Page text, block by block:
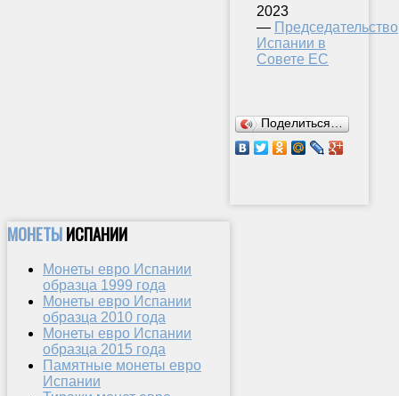
2023
— Председательство
Испании в
Совете ЕС
Поделиться…
МОНЕТЫИСПАНИИ
Монеты евро Испании
образца 1999 года
Монеты евро Испании
образца 2010 года
Монеты евро Испании
образца 2015 года
Памятные монеты евро
Испании